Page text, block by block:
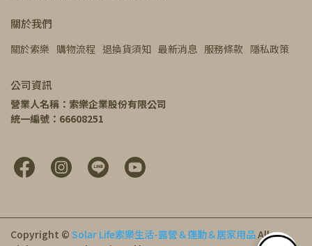
關於我們
關於索樂 購物流程 退換貨須知 最新消息 服務條款 隱私政策
公司資訊
營業人名稱：索樂企業股份有限公司
統一編號：66608251
Copyright © Solar Life索樂生活-露營＆運動＆居家用品All